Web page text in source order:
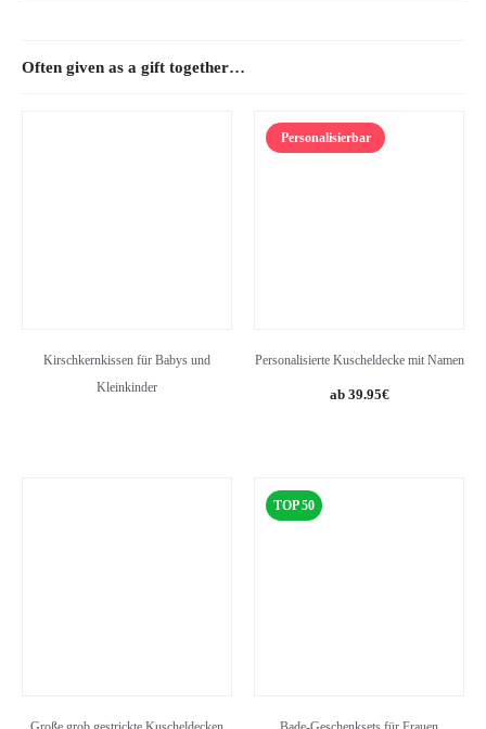
Often given as a gift together…
Kirschkernkissen für Babys und
Kleinkinder
Personalisierbar
Personalisierte Kuscheldecke mit Namen
39.95€
TOP 50